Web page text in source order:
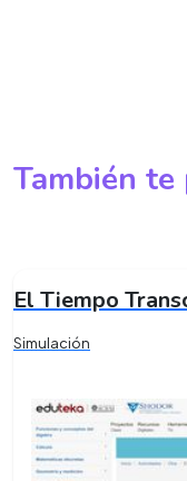
También
El Tiempo
Simulación